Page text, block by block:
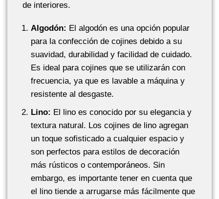
de interiores.
Algodón: El algodón es una opción popular
para la confección de cojines debido a su
suavidad, durabilidad y facilidad de cuidado.
Es ideal para cojines que se utilizarán con
frecuencia, ya que es lavable a máquina y
resistente al desgaste.
Lino: El lino es conocido por su elegancia y
textura natural. Los cojines de lino agregan
un toque sofisticado a cualquier espacio y
son perfectos para estilos de decoración
más rústicos o contemporáneos. Sin
embargo, es importante tener en cuenta que
el lino tiende a arrugarse más fácilmente que